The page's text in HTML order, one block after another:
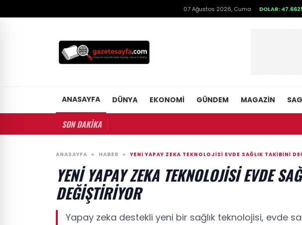
07 Ağustos 2026, Cuma DOLAR:
ANASAYFA DÜNYA EKONOMI GÜNDEM MAGAZIN
SON DAKİKA
ANASAYFA » HABER » YENI YAPAY ZEKA TEKNOLOJISI EVDE SAĞLIK TAKIBINI
YENI YAPAY ZEKA TEKNOLOJISI EVDE
DEĞIŞTIRIYOR
Yapay zeka destekli yeni bir sağlık teknolojisi, evde